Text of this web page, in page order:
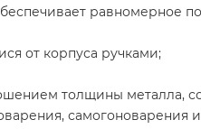
равномерное
от корпуса ручками;
толщины металла,
самогоноварения